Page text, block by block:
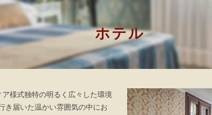
ホテル
様式独特の明るく広々した環境
き届いた温かい雰囲気の中にお